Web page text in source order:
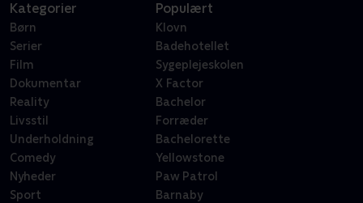
Kategorier
Børn
Serier
Film
Dokumentar
Reality
Livsstil
Underholdning
Comedy
Nyheder
Sport
Populært
Klovn
Badehotellet
Sygeplejeskolen
X Factor
Bachelor
Forræder
Bachelorette
Yellowstone
Paw Patrol
Barnaby